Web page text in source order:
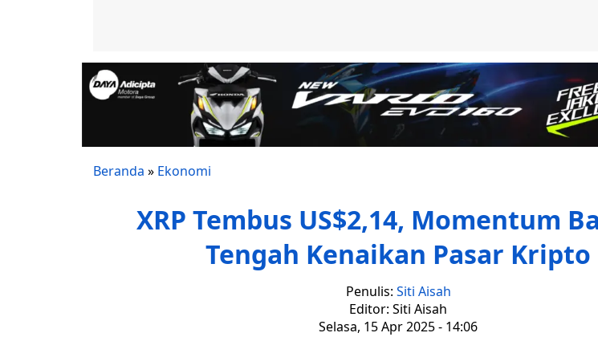
Beranda » Ekonomi
XRP Tembus US$2,14, Momentum
Tengah Kenaikan Pasar Kripto
Penulis: Siti Aisah
Editor: Siti Aisah
Selasa, 15 Apr 2025 - 14:06